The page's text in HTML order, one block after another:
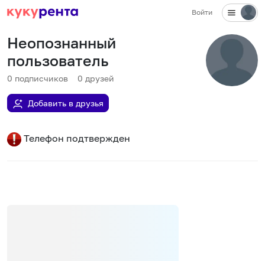
Войти
Неопознанный
пользователь
0 подписчиков 0 друзей
Добавить в друзья
Телефон подтвержден